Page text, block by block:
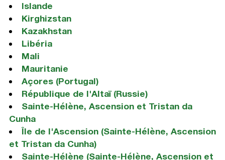
Islande
Kirghizstan
Kazakhstan
Libéria
Mali
Mauritanie
Açores (Portugal)
République de l'Altaï (Russie)
Sainte-Hélène, Ascension et Tristan da
Cunha
Île de l'Ascension (Sainte-Hélène, Ascension
et Tristan da Cunha)
Sainte-Hélène (Sainte-Hélène, Ascension et